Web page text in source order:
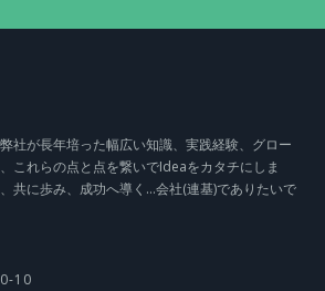
社が長年培った幅広い知識、実践経験、グロー
これらの点と点を繋いでIdeaをカタチにしま
共に歩み、成功へ導く…会社(連基)でありたいで
10